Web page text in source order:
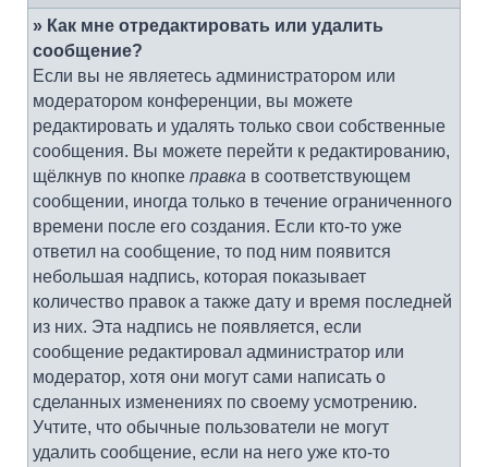
» Как мне отредактировать или удалить
сообщение?
Если вы не являетесь администратором или
модератором конференции, вы можете
редактировать и удалять только свои собственные
сообщения. Вы можете перейти к редактированию,
щёлкнув по кнопке правка в соответствующем
сообщении, иногда только в течение ограниченного
времени после его создания. Если кто-то уже
ответил на сообщение, то под ним появится
небольшая надпись, которая показывает
количество правок а также дату и время последней
из них. Эта надпись не появляется, если
сообщение редактировал администратор или
модератор, хотя они могут сами написать о
сделанных изменениях по своему усмотрению.
Учтите, что обычные пользователи не могут
удалить сообщение, если на него уже кто-то